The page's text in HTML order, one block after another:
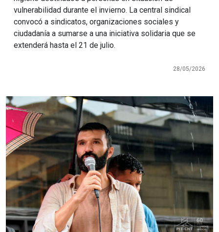
vulnerabilidad durante el invierno. La central sindical
convocó a sindicatos, organizaciones sociales y
ciudadanía a sumarse a una iniciativa solidaria que se
extenderá hasta el 21 de julio.
28/05/2026
Imagen